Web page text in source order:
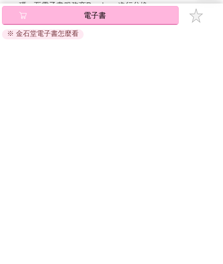
碼』至電子書服務商Readmoo進行兌換。
退換貨須知：
因版權保護，您在金石堂所購買的電子書僅能以金石堂專屬
電子書
※ 金石堂電子書怎麼看